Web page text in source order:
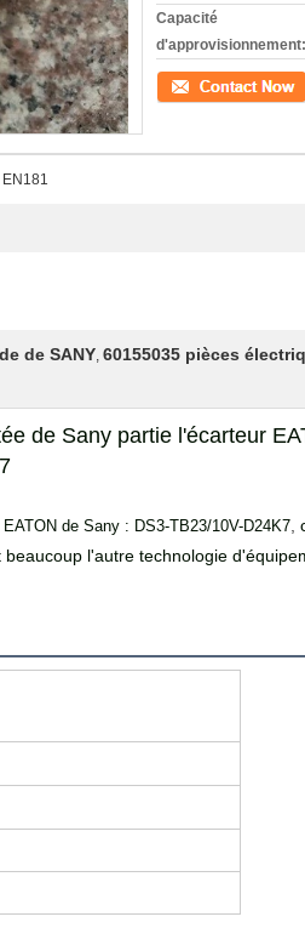
Capacité
d'approvisionnement:
Contact
de SANY, 60155035 pièces
de Sany partie l'écarteur
de Sany : DS3-TB23/10V-D24K7
l'autre technologie